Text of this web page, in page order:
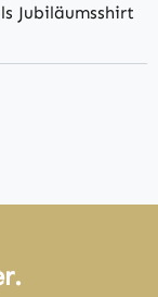
Jubiläumsshirt